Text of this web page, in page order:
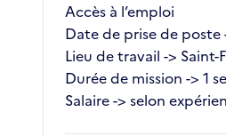
Accès à l’emploi
Date de prise de poste
Lieu de travail -> Saint-
Durée de mission -> 1
Salaire -> selon